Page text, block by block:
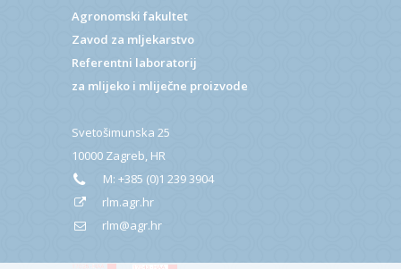
Agronomski fakultet
Zavod za mljekarstvo
Referentni laboratorij
za mlijeko i mliječne proizvode
Svetošimunska 25
10000 Zagreb, HR
M:+385 (0)1 239 3904
rlm.agr.hr
rlm@agr.hr